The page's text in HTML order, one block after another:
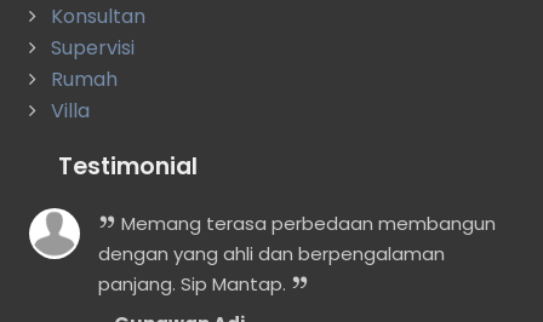
Konsultan
Supervisi
Rumah
Villa
Testimonial
Memang terasa perbedaan membangun
dengan yang ahli dan berpengalaman
panjang. Sip Mantap.